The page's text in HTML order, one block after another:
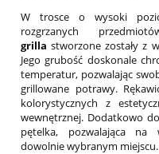
W trosce o wysoki
rozgrzanych
grilla stworzone zostały z
Jego grubość doskonale
temperatur, pozwalając
grillowane potrawy.
kolorystycznych z
wewnętrznej. Dodatkowo
pętelka, pozwalająca na
dowolnie wybranym miejscu.